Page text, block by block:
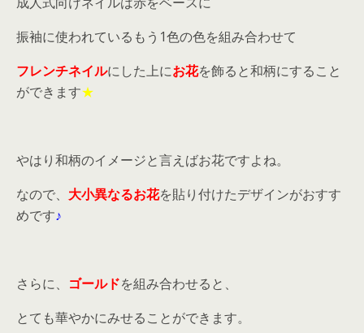
振袖に使われているもう1色の色を組み合わせて
フレンチネイルにした上にお花を飾ると和柄にすること
ができます★
やはり和柄のイメージと言えばお花ですよね。
なので、 大小異なるお花を貼り付けたデザインがおすす
めです♪
さらに、 ゴールドを組み合わせると、
とても華やかにみせることができます。